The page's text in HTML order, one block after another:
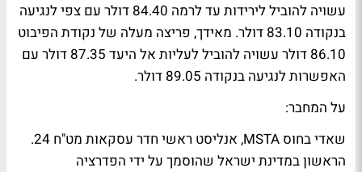
עשויה להוביל לירידות עד לרמה 84.40 דולר עם צפי לנגיעה
בנקודה 83.10 דולר. מאידך, פריצה מעלה של נקודת הפיבוט
86.10 דולר עשויה להוביל לעליות אל היעד 87.35 דולר עם
האפשרות לנגיעה בנקודה 89.05 דולר.
על המחבר:
שאדי בחוס MSTA, אנליסט ראשי חדר עסקאות מט"ח 24.
הראשון במדינת ישראל שהוסמך על ידי הפדרציה